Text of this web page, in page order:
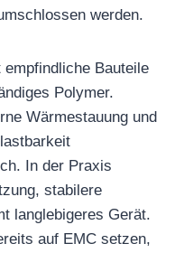
werden.
Bauteile
Polymer.
Wärmestauung und
In der Praxis
stabilere
langlebigeres Gerät.
auf EMC setzen,